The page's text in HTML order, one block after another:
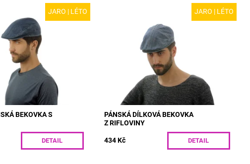
JARO | LÉTO
| Riflová pánská bekovka
pro jaro a léto. Skvěle
Ozdobné dírky na
větší...
Skladem
D09/55
BEKOVKA S
DETAIL
JARO | LÉTO
MODEL: D07 | Pánská dílková bekovka
z rifloviny pro letní měsíce. Čistý moderní
vzhled doplňuje ozdobné prošívání.
Ochrání vás skvěle proti slunci...
Dostupnost:
Skladem
D07/55
PÁNSKÁ DÍLKOVÁ BEKOVKA
Z RIFLOVINY
434 Kč DETAIL